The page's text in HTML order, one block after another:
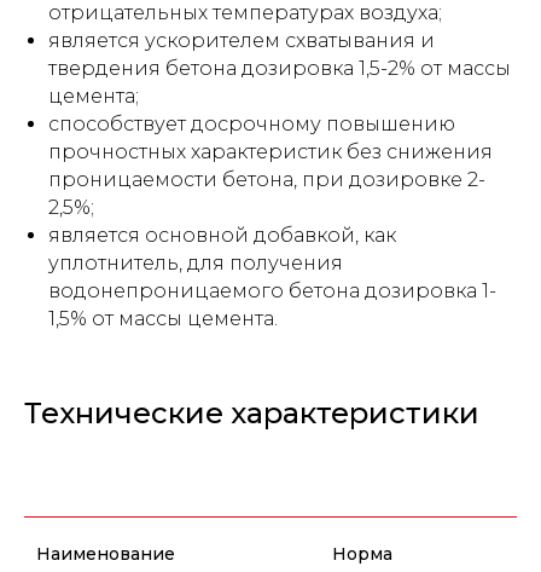
отрицательных температурах воздуха;
является ускорителем схватывания и
твердения бетона дозировка 1,5-2% от массы
цемента;
способствует досрочному повышению
прочностных характеристик без снижения
проницаемости бетона, при дозировке 2-
2,5%;
является основной добавкой, как
уплотнитель, для получения
водонепроницаемого бетона дозировка 1-
1,5% от массы цемента.
Технические характеристики
Наименование Норма